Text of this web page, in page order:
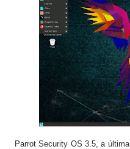
Parrot Security OS 3.5, a